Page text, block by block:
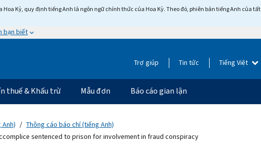
Kỳ, quy định tiếng Anh là ngôn ngữ chính thức của Hoa Kỳ. Theo đó, phiên bản tiếng Anh của
bạn biết
Trợ giúp Tin tức Tiếng Việt
thuế & Khấu trừ Mẫu đơn Báo cáo gian lận
Anh)
Thông cáo báo chí (tiếng Anh)
sentenced to prison for involvement in fraud conspiracy